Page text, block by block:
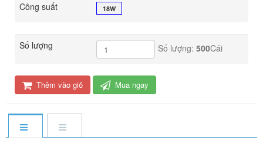
Công suất 18W
Số lượng Số lượng: 500Cái
Thêm vào giỏ Mua ngay